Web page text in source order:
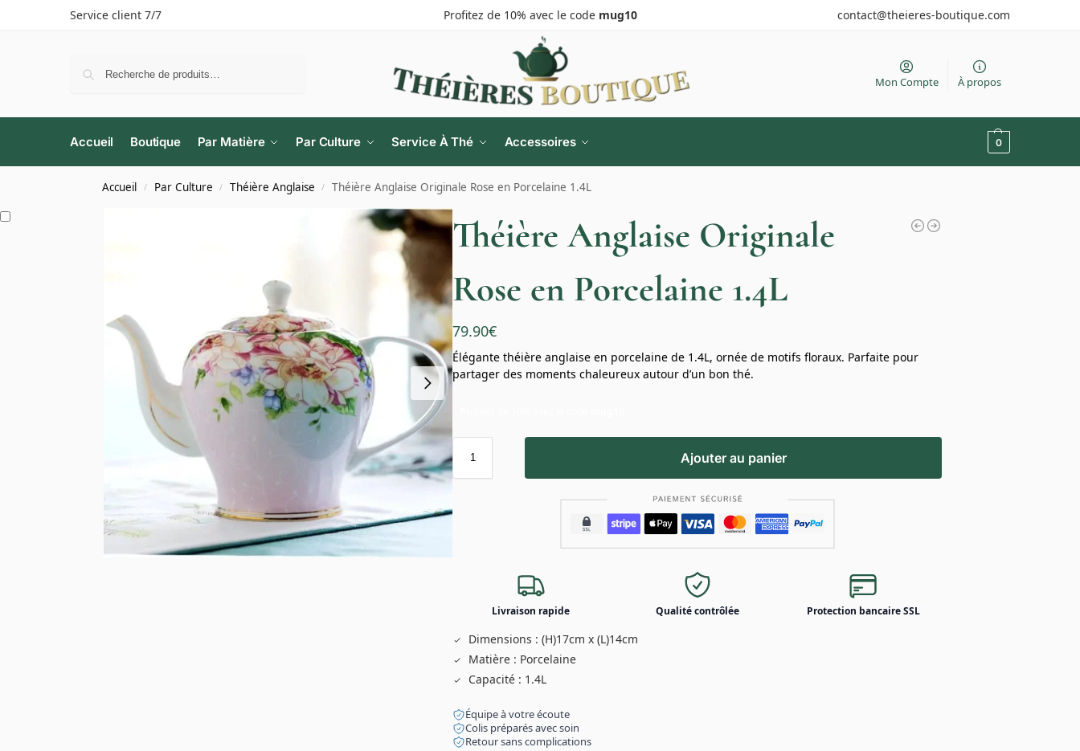
Service client 7/7 Profitez de 10% avec le code mug10 contact@theieres-boutique.com
Mon Compte À propos
Accueil Boutique Par Matière Par Culture Service À Thé Accessoires 0
Accueil / Par Culture / Théière Anglaise / Théière Anglaise Originale Rose en Porcelaine 1.4L
Théière Anglaise Originale
Rose en Porcelaine 1.4L
79.90€
Élégante théière anglaise en porcelaine de 1.4L, ornée de motifs floraux. Parfaite pour
partager des moments chaleureux autour d’un bon thé.
Ajouter au panier
Livraison rapide Qualité contrôlée Protection bancaire SSL
Dimensions : (H)17cm x (L)14cm
Matière : Porcelaine
Capacité : 1.4L
Équipe à votre écoute
Colis préparés avec soin
Retour sans complications